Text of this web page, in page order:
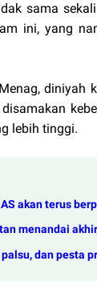
sama
ini, yang
diniyah
lebih tinggi.
akan terus
menandai
dan pesta